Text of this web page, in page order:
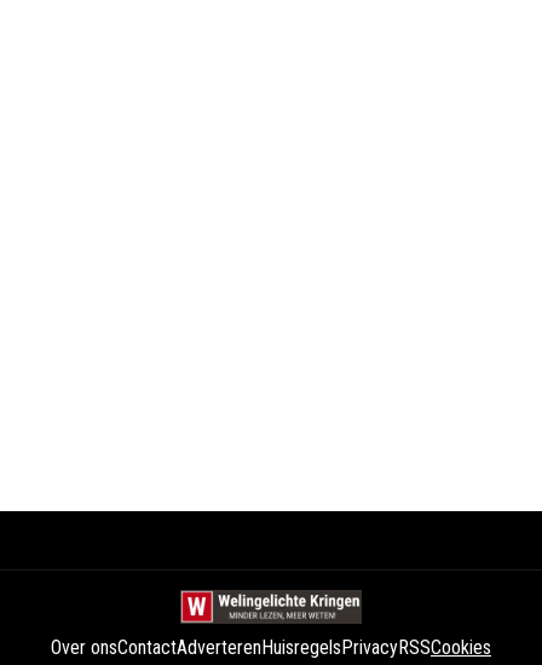
Over onsContactAdverterenHuisregelsPrivacyRSSCookies